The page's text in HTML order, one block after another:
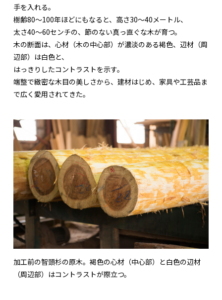
手を入れる。
樹齢80～100年ほどにもなると、高さ30～40メートル、
太さ40～60センチの、節のない真っ直ぐな木が育つ。
木の断面は、心材（木の中心部）が濃淡のある褐色、辺材（周
辺部）は白色と、
はっきりしたコントラストを示す。
端整で緻密な木目の美しさから、建材はじめ、家具や工芸品ま
で広く愛用されてきた。
加工前の智頭杉の原木。褐色の心材（中心部）と白色の辺材
（周辺部）はコントラストが際立つ。